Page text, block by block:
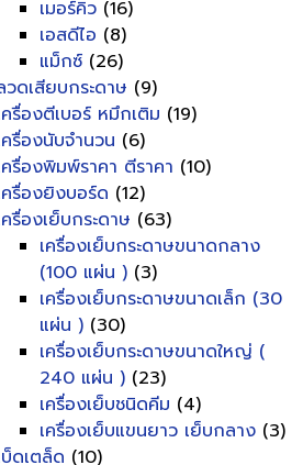
เมอร์คิว (16)
เอสดีไอ (8)
แม็กซ์ (26)
วดเสียบกระดาษ (9)
ครื่องตีเบอร์ หมึกเติม (19)
ครื่องนับจำนวน (6)
ครื่องพิมพ์ราคา ตีราคา (10)
ครื่องยิงบอร์ด (12)
ครื่องเย็บกระดาษ (63)
เครื่องเย็บกระดาษขนาดกลาง
(100 แผ่น ) (3)
เครื่องเย็บกระดาษขนาดเล็ก (30
แผ่น ) (30)
เครื่องเย็บกระดาษขนาดใหญ่ (
240 แผ่น ) (23)
เครื่องเย็บชนิดคีม (4)
เครื่องเย็บแขนยาว เย็บกลาง (3)
บ็ดเตล็ด (10)